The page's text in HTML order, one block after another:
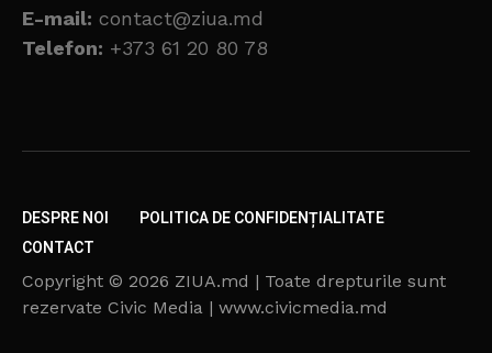
E-mail: contact@ziua.md
Telefon: +373 61 20 80 78
DESPRE NOI
POLITICA DE CONFIDENȚIALITATE
CONTACT
Copyright © 2026 ZIUA.md | Toate drepturile sunt
rezervate Civic Media | www.civicmedia.md